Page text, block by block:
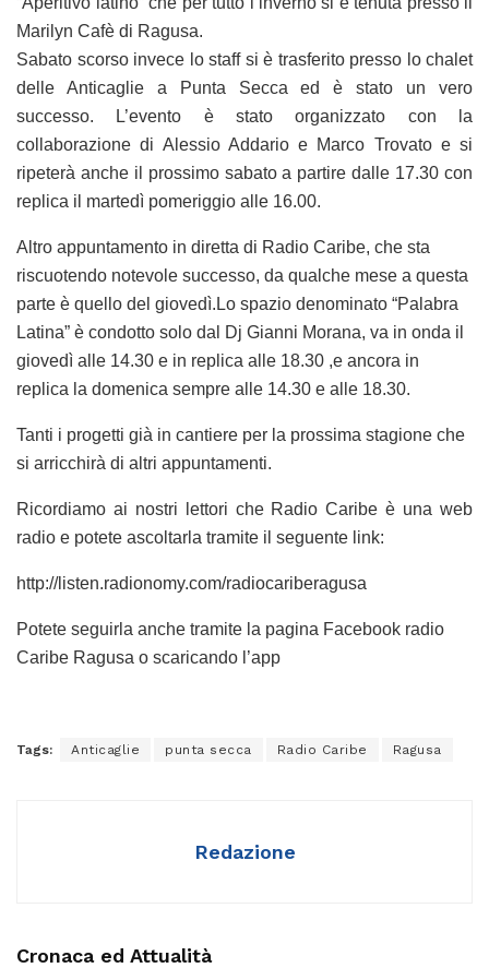
Marilyn Cafè di Ragusa.
Sabato scorso invece lo staff si è trasferito presso lo chalet
delle Anticaglie a Punta Secca ed è stato un vero
successo. L’evento è stato organizzato con la
collaborazione di Alessio Addario e Marco Trovato e si
ripeterà anche il prossimo sabato a partire dalle 17.30 con
replica il martedì pomeriggio alle 16.00.
Altro appuntamento in diretta di Radio Caribe, che sta
riscuotendo notevole successo, da qualche mese a questa
parte è quello del giovedì.Lo spazio denominato “Palabra
Latina” è condotto solo dal Dj Gianni Morana, va in onda il
giovedì alle 14.30 e in replica alle 18.30 ,e ancora in
replica la domenica sempre alle 14.30 e alle 18.30.
Tanti i progetti già in cantiere per la prossima stagione che
si arricchirà di altri appuntamenti.
Ricordiamo ai nostri lettori che Radio Caribe è una web
radio e potete ascoltarla tramite il seguente link:
http://listen.radionomy.com/radiocariberagusa
Potete seguirla anche tramite la pagina Facebook radio
Caribe Ragusa o scaricando l’app
Tags: Anticaglie punta secca Radio Caribe Ragusa
Redazione
Cronaca ed Attualità